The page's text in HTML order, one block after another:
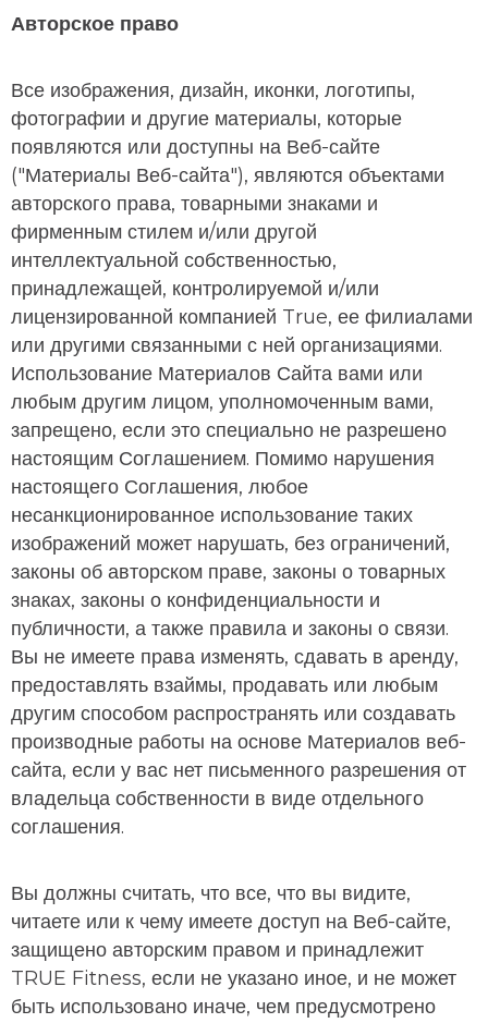
Авторское право
Все изображения, дизайн, иконки, логотипы,
фотографии и другие материалы, которые
появляются или доступны на Веб-сайте
("Материалы Веб-сайта"), являются объектами
авторского права, товарными знаками и
фирменным стилем и/или другой
интеллектуальной собственностью,
принадлежащей, контролируемой и/или
лицензированной компанией True, ее филиалами
или другими связанными с ней организациями.
Использование Материалов Сайта вами или
любым другим лицом, уполномоченным вами,
запрещено, если это специально не разрешено
настоящим Соглашением. Помимо нарушения
настоящего Соглашения, любое
несанкционированное использование таких
изображений может нарушать, без ограничений,
законы об авторском праве, законы о товарных
знаках, законы о конфиденциальности и
публичности, а также правила и законы о связи.
Вы не имеете права изменять, сдавать в аренду,
предоставлять взаймы, продавать или любым
другим способом распространять или создавать
производные работы на основе Материалов веб-
сайта, если у вас нет письменного разрешения от
владельца собственности в виде отдельного
соглашения.
Вы должны считать, что все, что вы видите,
читаете или к чему имеете доступ на Веб-сайте,
защищено авторским правом и принадлежит
TRUE Fitness, если не указано иное, и не может
быть использовано иначе, чем предусмотрено